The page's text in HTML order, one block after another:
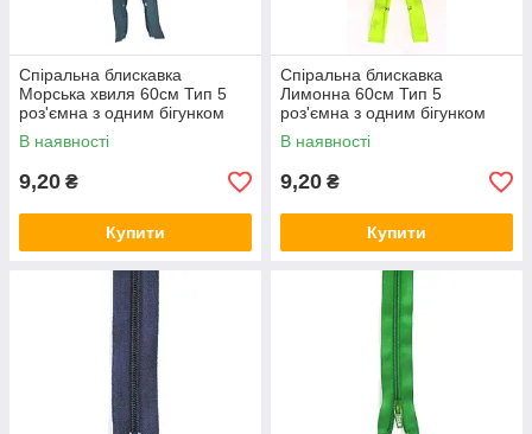
Спіральна блискавка
Морська хвиля 60см Тип 5
роз'ємна з одним бігунком
В наявності
9,20 ₴
Купити
Спіральна блискавка
Лимонна 60см Тип 5
роз'ємна з одним бігунком
В наявності
9,20 ₴
Купити